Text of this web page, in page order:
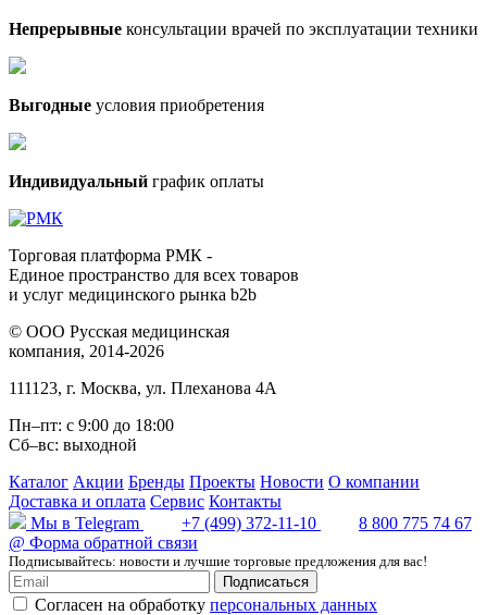
Непрерывные консультации врачей по эксплуатации техники
Выгодные условия приобретения
Индивидуальный график оплаты
Торговая платформа РМК -
Единое пространство для всех товаров
и услуг медицинского рынка b2b
© ООО Русская медицинская
компания, 2014-2026
111123, г. Москва, ул. Плеханова 4А
Пн–пт: с 9:00 до 18:00
Сб–вс: выходной
Каталог Акции Бренды Проекты Новости О компании
Доставка и оплата Сервис Контакты
Мы в Telegram
+7 (499) 372-11-10
8 800 775 74 67
@ Форма обратной связи
Подписывайтесь: новости и лучшие торговые предложения для вас!
Подписаться
Согласен на обработку персональных данных